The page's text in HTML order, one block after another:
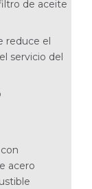
de aceite
reduce el
servicio del
acero